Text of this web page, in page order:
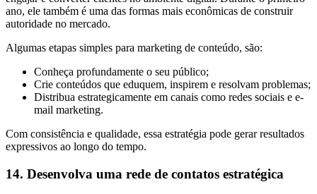
ano, ele também é uma das formas mais econômicas de construir
autoridade no mercado.
Algumas etapas simples para marketing de conteúdo, são:
Conheça profundamente o seu público;
Crie conteúdos que eduquem, inspirem e resolvam problemas;
Distribua estrategicamente em canais como redes sociais e e-
mail marketing.
Com consistência e qualidade, essa estratégia pode gerar resultados
expressivos ao longo do tempo.
14. Desenvolva uma rede de contatos estratégica